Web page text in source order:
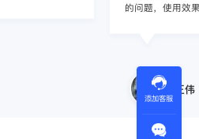
的问题，使用效
王伟
添加客服